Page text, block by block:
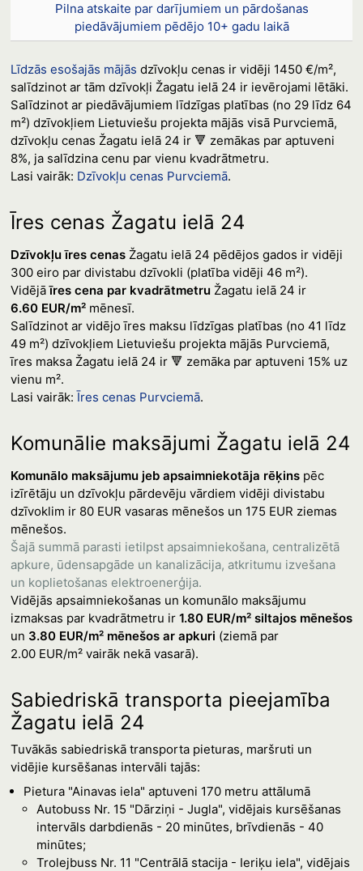
Pilna atskaite par darījumiem un pārdošanas
piedāvājumiem pēdējo 10+ gadu laikā
Līdzās esošajās mājās dzīvokļu cenas ir vidēji 1450 €/m²,
salīdzinot ar tām dzīvokļi Žagatu ielā 24 ir ievērojami lētāki.
Salīdzinot ar piedāvājumiem līdzīgas platības (no 29 līdz 64
m²) dzīvokļiem Lietuviešu projekta mājās visā Purvciemā,
dzīvokļu cenas Žagatu ielā 24 ir 🔻 zemākas par aptuveni
8%, ja salīdzina cenu par vienu kvadrātmetru.
Lasi vairāk: Dzīvokļu cenas Purvciemā.
Īres cenas Žagatu ielā 24
Dzīvokļu īres cenasŽagatu ielā 24 pēdējos gados ir vidēji
300 eiro par divistabu dzīvokli (platība vidēji 46 m²).
Vidējāīres cena par kvadrātmetruŽagatu ielā 24 ir
6.60 EUR/m²mēnesī.
Salīdzinot ar vidējo īres maksu līdzīgas platības (no 41 līdz
49 m²) dzīvokļiem Lietuviešu projekta mājās Purvciemā,
īres maksa Žagatu ielā 24 ir 🔻 zemāka par aptuveni 15% uz
vienu m².
Lasi vairāk:Īres cenas Purvciemā.
Komunālie maksājumi Žagatu ielā 24
Komunālo maksājumu jeb apsaimniekotāja rēķinspēc
izīrētāju un dzīvokļu pārdevēju vārdiem vidēji divistabu
dzīvoklim ir 80 EUR vasaras mēnešos un 175 EUR ziemas
mēnešos.
Šajā summā parasti ietilpst apsaimniekošana, centralizētā
apkure, ūdensapgāde un kanalizācija, atkritumu izvešana
un koplietošanas elektroenerģija.
Vidējās apsaimniekošanas un komunālo maksājumu
izmaksas par kvadrātmetru ir 1.80 EUR/m² siltajos mēnešos
un 3.80 EUR/m² mēnešos ar apkuri (ziemā par
2.00 EUR/m² vairāk nekā vasarā).
Sabiedriskā transporta pieejamība
Žagatu ielā 24
Tuvākās sabiedriskā transporta pieturas, maršruti un
vidējie kursēšanas intervāli tajās:
Pietura "Ainavas iela" aptuveni 170 metru attālumā
Autobuss Nr. 15 "Dārziņi - Jugla", vidējais kursēšanas
intervāls darbdienās - 20 minūtes, brīvdienās - 40
minūtes;
Trolejbuss Nr. 11 "Centrālā stacija - Ieriķu iela", vidējais